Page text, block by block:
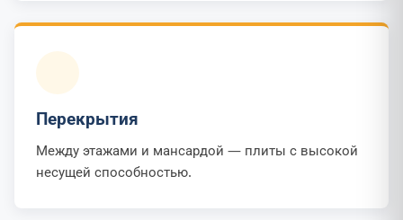
Перекрытия
Между этажами и мансардой — плиты с высокой
несущей способностью.